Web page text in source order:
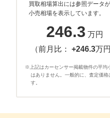
買取相場算出には参照データ
小売相場を表示しています。
246.3 万円
（前月比： +246.3万円
※上記はカーセンサー掲載物件の平均
はありません。一般的に、査定価
す。